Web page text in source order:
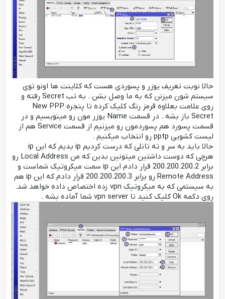
حالا نوبت تعریف یوزر و پسوردی هست که کلاینت ها اونو توی
سیستم شون میزنن که به ما وصل بشن . به تب Secret رفته و
روی علامت بعلاوه قرمز رنگ کلیک کرده تا پنجره New PPP
Secret باز بشه . در قسمت Name یوزر مون رو مینویسیم و در
قسمت پسورد هم پسوردمون رو میزنیم از قسمت Service هم از
لیست کشویی pptp رو انتخاب میکنیم .
حالا باید به سر و ته تانلی که درست کردیم ip بدیم که این ip
هرچی که دوست داشتین میتونین بدین که من Local Address رو
برابر 200.200.200.2 قرار دادم این ip سمت میکروتیک شماست و
Remote Address رو برابر 200.200.200.3 قرار دادم که این ip هم
به سیستمی که به میکروتیک vpn زده اختصاص داده خواهد شد.
روی دکمه Ok کلیک کنید تا vpn server شما آماده بشه .